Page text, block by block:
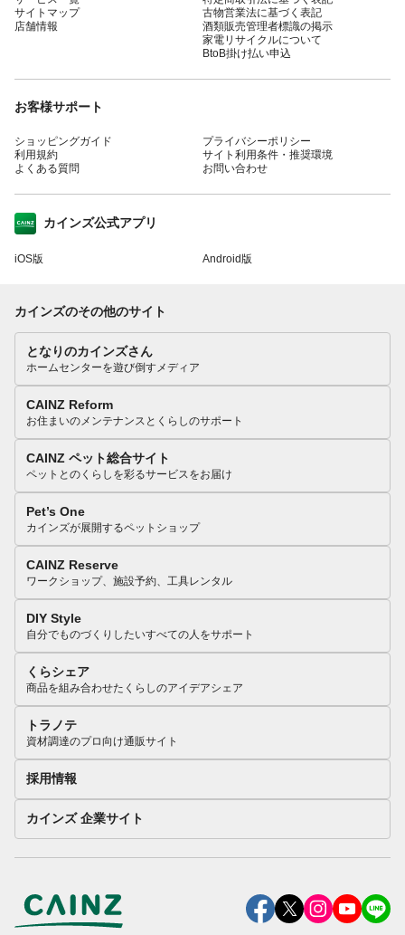
サイトマップ
店舗情報
古物営業法に基づく表記
酒類販売管理者標識の掲示
家電リサイクルについて
BtoB掛け払い申込
お客様サポート
ショッピングガイド
利用規約
よくある質問
プライバシーポリシー
サイト利用条件・推奨環境
お問い合わせ
カインズ公式アプリ
iOS版 Android版
カインズのその他のサイト
となりのカインズさん
ホームセンターを遊び倒すメディア
CAINZ Reform
お住まいのメンテナンスとくらしのサポート
CAINZ ペット総合サイト
ペットとのくらしを彩るサービスをお届け
Pet’s One
カインズが展開するペットショップ
CAINZ Reserve
ワークショップ、施設予約、工具レンタル
DIY Style
自分でものづくりしたいすべての人をサポート
くらシェア
商品を組み合わせたくらしのアイデアシェア
トラノテ
資材調達のプロ向け通販サイト
採用情報
カインズ 企業サイト